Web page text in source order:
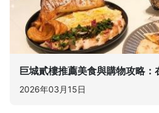
巨城貳樓推薦美食與購物攻略
2026年03月15日